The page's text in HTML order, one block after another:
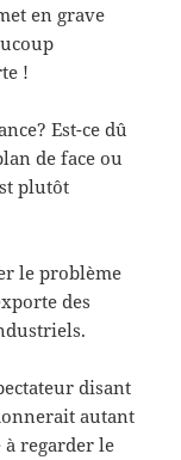
en grave
!
Est-ce dû
de face ou
plutôt
le problème
des
disant
autant
à regarder le